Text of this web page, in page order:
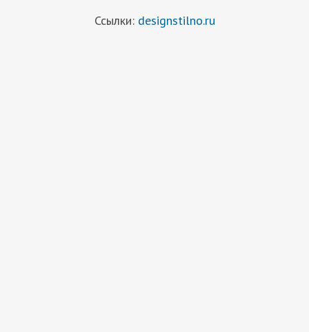
Ссылки: designstilno.ru